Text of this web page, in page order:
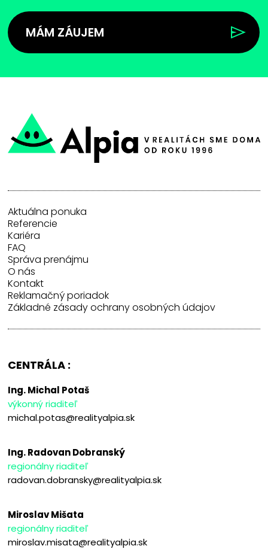
MÁM ZÁUJEM
Aktuálna ponuka
Referencie
Kariéra
FAQ
Správa prenájmu
O nás
Kontakt
Reklamačný poriadok
Základné zásady ochrany osobných údajov
CENTRÁLA :
Ing. Michal Potaš
výkonný riaditeľ
michal.potas@realityalpia.sk
Ing. Radovan Dobranský
regionálny riaditeľ
radovan.dobransky@realityalpia.sk
Miroslav Mišata
regionálny riaditeľ
miroslav.misata@realityalpia.sk